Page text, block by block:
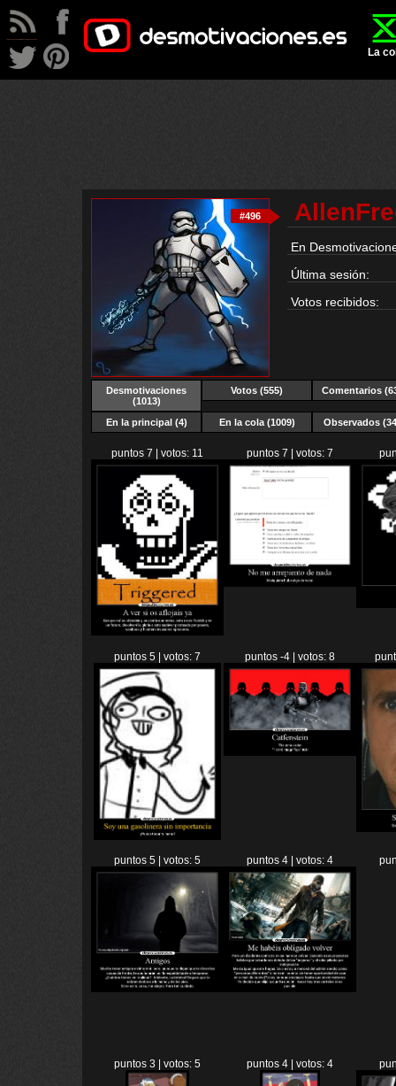
La
#496
En
Última sesión:
Votos recibidos:
Desmotivaciones
(1013)
Votos (555) Comentarios
En la principal (4) En la cola (1009) Observados
puntos 7 | votos: 11 puntos 7 | votos: 7
puntos 5 | votos: 7 puntos -4 | votos: 8
puntos 5 | votos: 5 puntos 4 | votos: 4
puntos 3 | votos: 5 puntos 4 | votos: 4